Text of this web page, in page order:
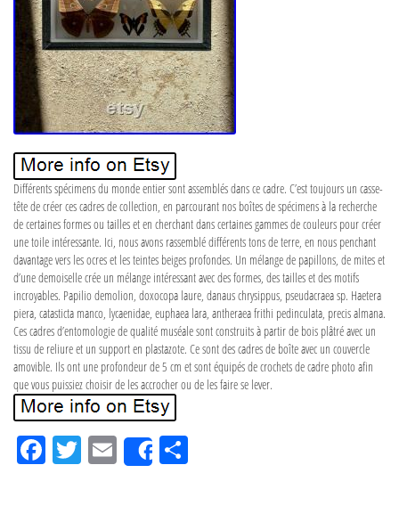
Différents spécimens du monde entier sont assemblés dans ce cadre. C’est toujours un casse-
tête de créer ces cadres de collection, en parcourant nos boîtes de spécimens à la recherche
de certaines formes ou tailles et en cherchant dans certaines gammes de couleurs pour créer
une toile intéressante. Ici, nous avons rassemblé différents tons de terre, en nous penchant
davantage vers les ocres et les teintes beiges profondes. Un mélange de papillons, de mites et
d’une demoiselle crée un mélange intéressant avec des formes, des tailles et des motifs
incroyables. Papilio demolion, doxocopa laure, danaus chrysippus, pseudacraea sp. Haetera
piera, catasticta manco, lycaenidae, euphaea lara, antheraea frithi pedinculata, precis almana.
Ces cadres d’entomologie de qualité muséale sont construits à partir de bois plâtré avec un
tissu de reliure et un support en plastazote. Ce sont des cadres de boîte avec un couvercle
amovible. Ils ont une profondeur de 5 cm et sont équipés de crochets de cadre photo afin
que vous puissiez choisir de les accrocher ou de les faire se lever.
Fa
ce
Tw
itt
Em
ail
Share